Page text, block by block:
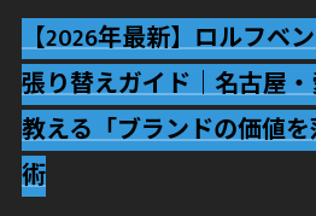
【2026年最新】ロルフベ
張り替えガイド｜名古屋
教える「ブランドの価値
術